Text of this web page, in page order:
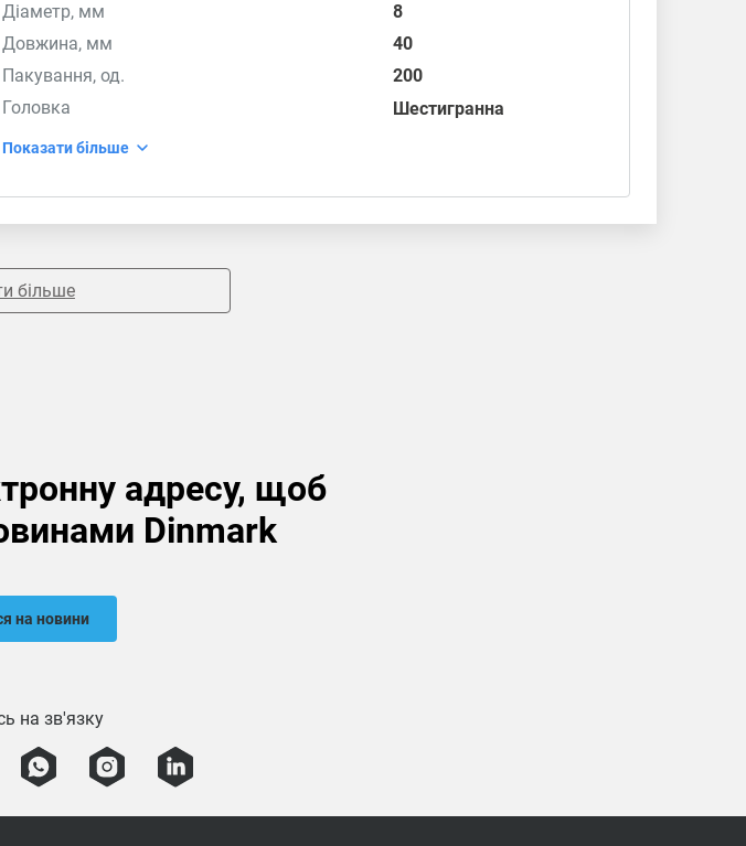
Діаметр, мм
8
Довжина, мм
40
Пакування, од.
200
Головка
Шестигранна
Показати більше
більше
адресу, щоб
Dinmark
на новини
на зв'язку